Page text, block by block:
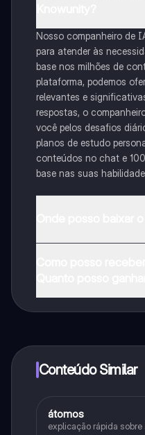
Nosso companheiro de
para atender às
base nos milhões de
plataforma, podemos
relevantes e
respostas, o
você pelos desafios
planos de estudo
conteúdos no chat e
base nas suas
Conteúdo Similar
Química
átomos
explicação rápida sobre